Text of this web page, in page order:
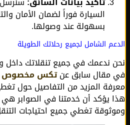
السيارة فوراً لضمان الأمان
بسهولة عند وصولها.
الشامل لجميع رحلاتك الطويلة
ندعمك في جميع تنقلاتك داخل
سابق عنتكس مخصوص في
المزيد من التفاصيل حول
يؤكد أن خدمتنا في الصوابر هي
تغطي جميع احتياجات التنقل